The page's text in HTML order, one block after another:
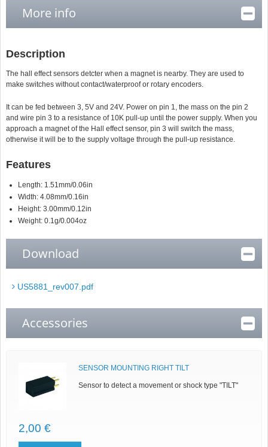
More info
Description
The hall effect sensors detcter when a magnet is nearby. They are used to
make switches without contact/waterproof or rotary encoders.
It can be fed between 3, 5V and 24V. Power on pin 1, the mass on the pin 2
and wire pin 3 to a resistance of 10K pull-up until the power supply. When you
approach a magnet of the Hall effect sensor, pin 3 will switch the mass,
otherwise it will be to the supply voltage through the pull-up resistance.
Features
Length: 1.51mm/0.06in
Width: 4.08mm/0.16in
Height: 3.00mm/0.12in
Weight: 0.1g/0.004oz
Download
US5881_rev007.pdf
Accessories
SENSOR MOUNTING RIGHT TILT
Sensor to detect a movement or shock type "TILT"
2,00 €